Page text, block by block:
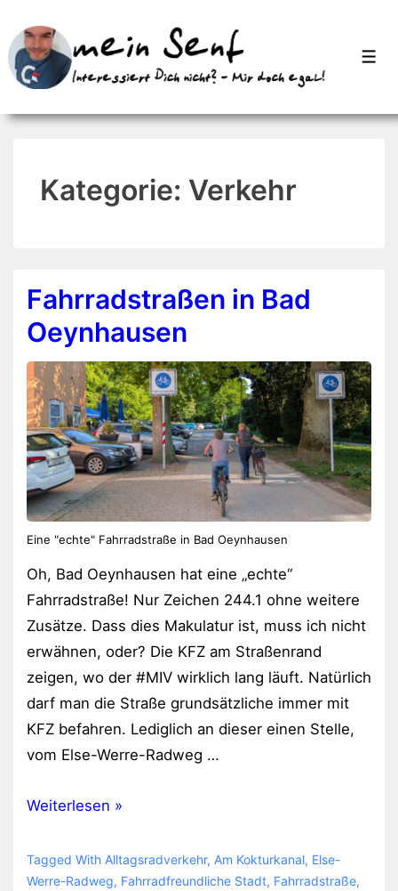
Zum
Inhalt
Kategorie: Verkehr
Fahrradstraßen in Bad
Oeynhausen
Eine "echte" Fahrradstraße in Bad Oeynhausen
Oh, Bad Oeynhausen hat eine „echte“
Fahrradstraße! Nur Zeichen 244.1 ohne weitere
Zusätze. Dass dies Makulatur ist, muss ich nicht
erwähnen, oder? Die KFZ am Straßenrand
zeigen, wo der #MIV wirklich lang läuft. Natürlich
darf man die Straße grundsätzliche immer mit
KFZ befahren. Lediglich an dieser einen Stelle,
vom Else-Werre-Radweg …
Fahrradstraßen
Bad
Oeynhausen
Weiterlesen »
Tagged With Alltagsradverkehr, Am Kokturkanal, Else-
Werre-Radweg, Fahrradfreundliche Stadt, Fahrradstraße,